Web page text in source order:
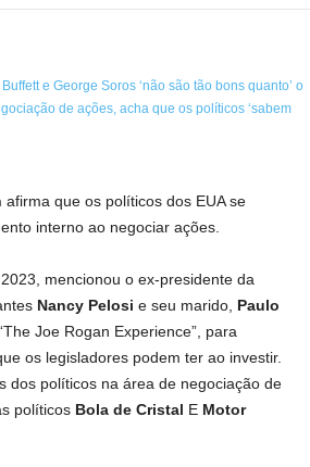
afirma que os políticos dos EUA se
interno ao negociar ações.
mencionou o ex-presidente da
Nancy Pelosi e seu marido, Paulo
Joe Rogan Experience”, para
os legisladores podem ter ao investir.
dos políticos na área de negociação de
políticos Bola de Cristal E Motor